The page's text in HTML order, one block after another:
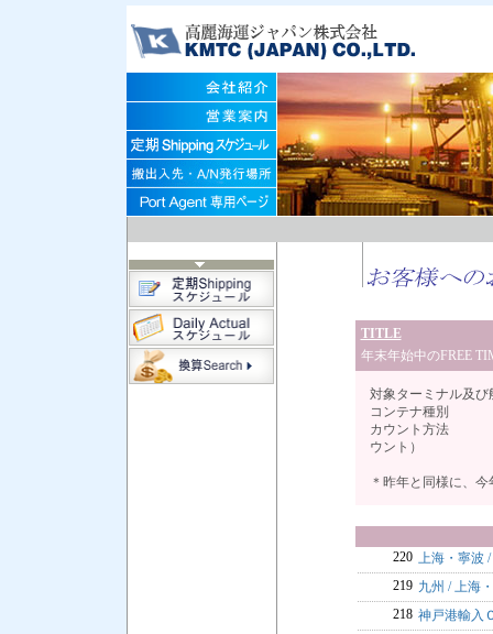
TITLE
年末年始中のFREE
対象ターミナル及
コンテナ種別
カウント方法 ：
ウント）
＊昨年と同様に、
220 上海・寧波
219 九州 / 上海
218 神戸港輸入